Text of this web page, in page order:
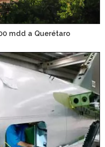
mdd a Querétaro